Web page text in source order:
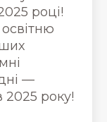
році!
—
2025 року!